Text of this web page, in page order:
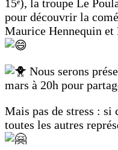
15ᵉ), la troupe Le
pour découvrir la
Maurice Hennequin et
Nous serons
mars à 20h pour
Mais pas de stress : si
toutes les autres